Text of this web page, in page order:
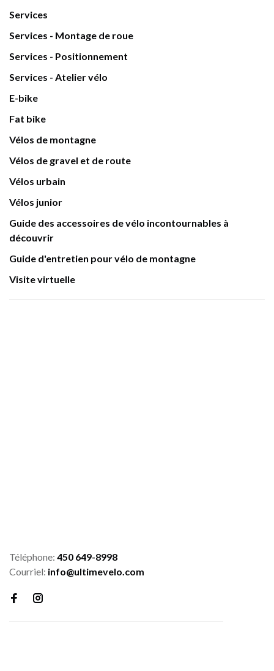
Services
Services - Montage de roue
Services - Positionnement
Services - Atelier vélo
E-bike
Fat bike
Vélos de montagne
Vélos de gravel et de route
Vélos urbain
Vélos junior
Guide des accessoires de vélo incontournables à
découvrir
Guide d'entretien pour vélo de montagne
Visite virtuelle
Téléphone: 450 649-8998
Courriel: info@ultimevelo.com